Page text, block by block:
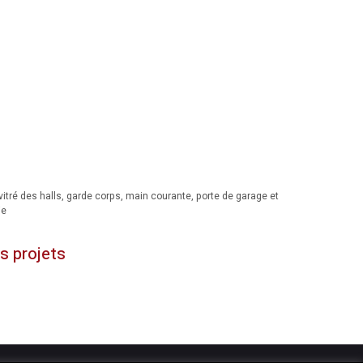
des halls, garde corps, main courante, porte de garage et
projets